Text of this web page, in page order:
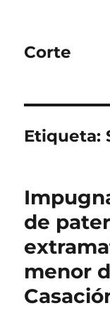
Corte
Etiqueta:
de
menor